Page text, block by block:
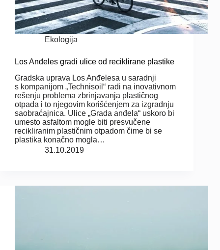
Ekologija
Los Anđeles gradi ulice od reciklirane plastike
Gradska uprava Los Anđelesa u saradnji
s kompanijom „Technisoil“ radi na inovativnom
rešenju problema zbrinjavanja plastičnog
otpada i to njegovim korišćenjem za izgradnju
saobraćajnica. Ulice „Grada anđela“ uskoro bi
umesto asfaltom mogle biti presvučene
recikliranim plastičnim otpadom čime bi se
plastika konačno mogla…
31.10.2019